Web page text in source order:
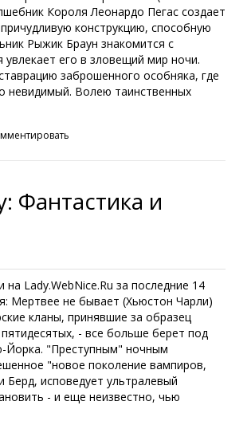
Короля Леонардо Пегас создает
конструкцию, способную
Рыжик Браун знакомится с
увлекает его в зловещий мир ночи.
заброшенного особняка, где
невидимый. Волею таинственных
Фантастика и
Lady.WebNice.Ru за последние 14
Мертвее не бывает (Хьюстон Чарли)
кланы, принявшие за образец
- все больше берет под
Йорка. "Преступным" ночным
"новое поколение вампиров,
Берд, исповедует ультралевый
- и еще неизвестно, чью